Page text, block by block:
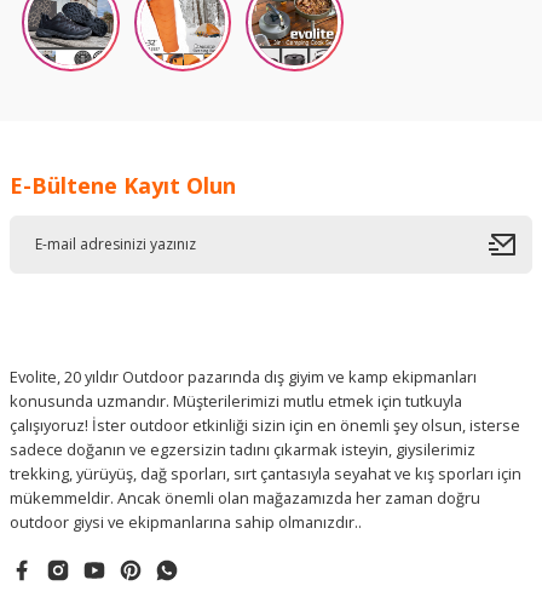
E-Bültene Kayıt Olun
Evolite, 20 yıldır Outdoor pazarında dış giyim ve kamp ekipmanları
konusunda uzmandır. Müşterilerimizi mutlu etmek için tutkuyla
çalışıyoruz! İster outdoor etkinliği sizin için en önemli şey olsun, isterse
sadece doğanın ve egzersizin tadını çıkarmak isteyin, giysilerimiz
trekking, yürüyüş, dağ sporları, sırt çantasıyla seyahat ve kış sporları için
mükemmeldir. Ancak önemli olan mağazamızda her zaman doğru
outdoor giysi ve ekipmanlarına sahip olmanızdır..